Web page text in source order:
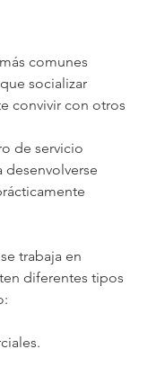
comunes
socializar
convivir con otros
de servicio
desenvolverse
trabaja en
diferentes tipos